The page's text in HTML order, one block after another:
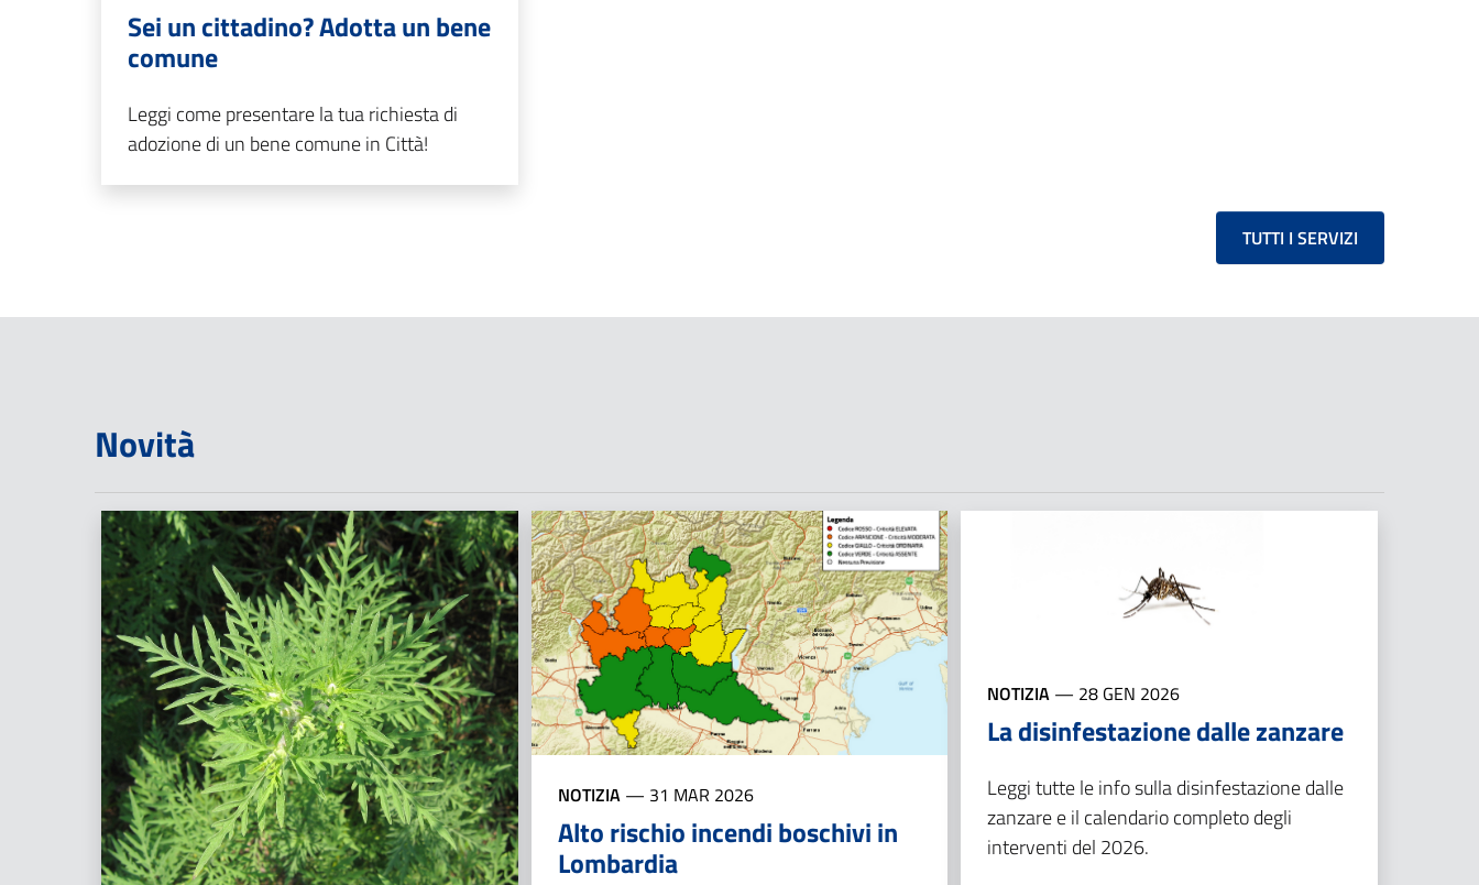
Sei un cittadino? Adotta un bene
comune
Leggi come presentare la tua richiesta di
adozione di un bene comune in Città!
TUTTI I SERVIZI
Novità
NOTIZIA— 31 MAR 2026
Alto rischio incendi boschivi in
Lombardia
NOTIZIA — 28 GEN 2026
La disinfestazione dalle zanzare
Leggi tutte le info sulla disinfestazione dalle
zanzare e il calendario completo degli
interventi del 2026.